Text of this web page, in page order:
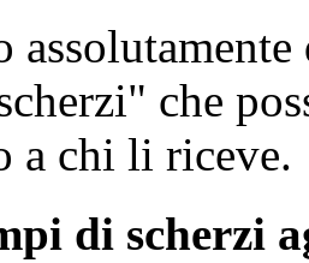
che
a chi li riceve.
di scherzi